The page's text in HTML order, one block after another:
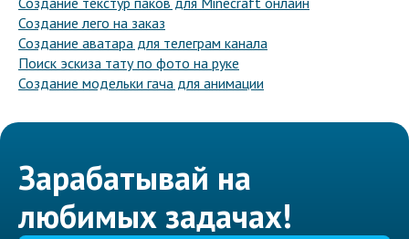
Создание лего на заказ
Создание аватара для телеграм канала
Поиск эскиза тату по фото на руке
Создание модельки гача для анимации
Зарабатывай на
любимых задачах!